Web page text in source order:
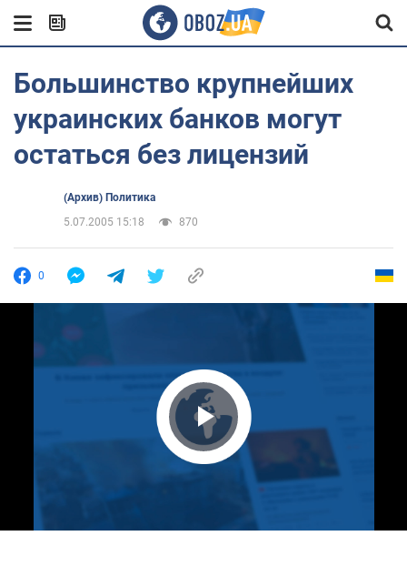
Большинство крупнейших
украинских банков могут
остаться без лицензий
(Архив) Политика
5.07.2005 15:18
870
0
Play Video